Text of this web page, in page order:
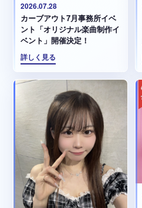
2026.07.28
カーブアウト7月事務所イベ
ント「オリジナル楽曲制作イ
ベント」開催決定！
詳しく見る